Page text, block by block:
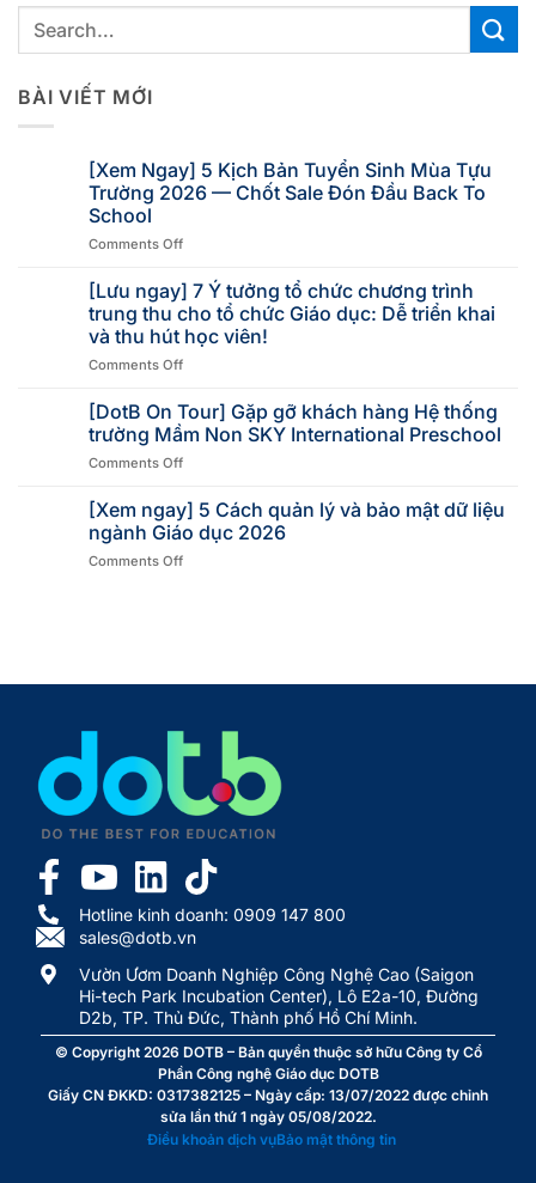
BÀI VIẾT MỚI
[Xem Ngay] 5 Kịch Bản Tuyển Sinh Mùa Tựu
Trường 2026 — Chốt Sale Đón Đầu Back To
School
Comments Off
[Lưu ngay] 7 Ý tưởng tổ chức chương trình
trung thu cho tổ chức Giáo dục: Dễ triển khai
và thu hút học viên!
Comments Off
[DotB On Tour] Gặp gỡ khách hàng Hệ thống
trường Mầm Non SKY International Preschool
Comments Off
[Xem ngay] 5 Cách quản lý và bảo mật dữ liệu
ngành Giáo dục 2026
Comments Off
Hotline kinh doanh: 0909 147 800
sales@dotb.vn
Vườn Ươm Doanh Nghiệp Công Nghệ Cao (Saigon
Hi-tech Park Incubation Center), Lô E2a-10, Đường
D2b, TP. Thủ Đức, Thành phố Hồ Chí Minh.
© Copyright 2026 DOTB– Bản quyền thuộc sở hữu Công ty Cổ
Phần Công nghệ Giáo dục DOTB
Giấy CN ĐKKD: 0317382125 – Ngày cấp: 13/07/2022 được chỉnh
sửa lần thứ 1 ngày 05/08/2022.
Điều khoản dịch vụBảo mật thông tin